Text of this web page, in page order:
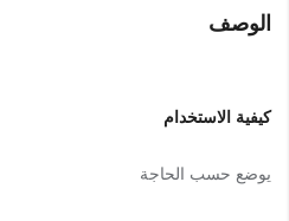
الوصف
كيفية الاستخدام
يوضع حسب الحاجة